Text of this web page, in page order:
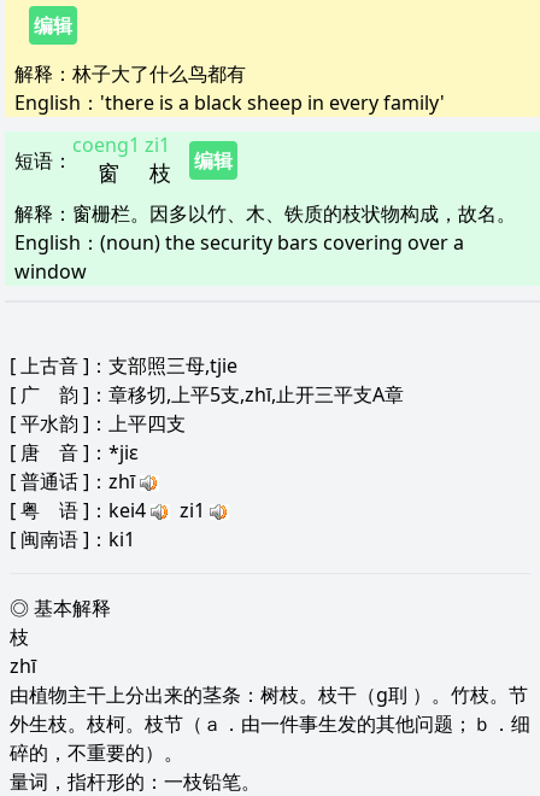
编辑
解释 ： 林子大了什么鸟都有
English： 'there is a black sheep in every family'
短语 ： 窗
coeng1
枝
zi1
编辑
解释 ： 窗栅栏。因多以竹、木、铁质的枝状物构成，故名。
English： (noun) the security bars covering over a
window
[上古音]：支部照三母,tjie
[ 广 韵 ]：章移切,上平5支,zhī,止开三平支A章
[平水韵 ]：上平四支
[ 唐 音]：*jiɛ
[普通话]：zhī
[粤 语]：kei4
zi1
[ 闽南语]：ki1
◎ 基本解释
枝
zhī
由植物主干上分出来的茎条：树枝。枝干（g刵 ）。竹枝。节
外生枝。枝柯。枝节（ａ．由一件事生发的其他问题；ｂ．细
碎的，不重要的）。
量词，指杆形的：一枝铅笔。